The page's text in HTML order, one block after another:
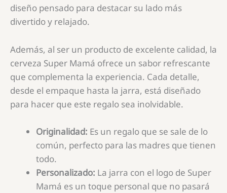
diseño pensado para destacar su lado más
divertido y relajado.
Además, al ser un producto de excelente calidad, la
cerveza Super Mamá ofrece un sabor refrescante
que complementa la experiencia. Cada detalle,
desde el empaque hasta la jarra, está diseñado
para hacer que este regalo sea inolvidable.
Originalidad: Es un regalo que se sale de lo
común, perfecto para las madres que tienen
todo.
Personalizado: La jarra con el logo de Super
Mamá es un toque personal que no pasará